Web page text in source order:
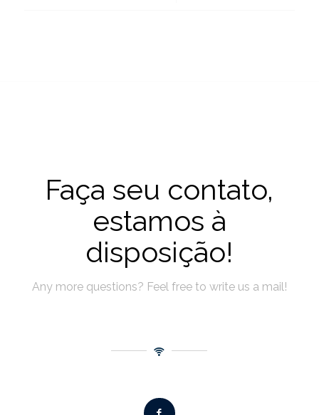
Faça seu contato,
estamos à
disposição!
Any more questions? Feel free to write us a mail!